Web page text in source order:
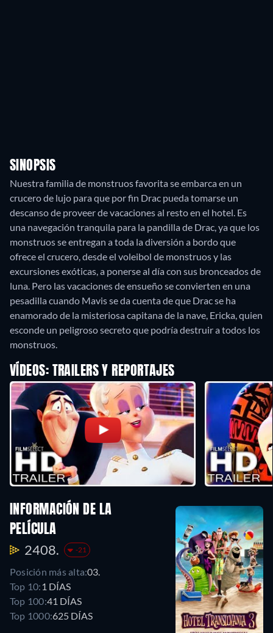
SINOPSIS
Nuestra familia de monstruos favorita se embarca en un
crucero de lujo para que por fin Drac pueda tomarse un
descanso de proveer de vacaciones al resto en el hotel. Es
una navegación tranquila para la pandilla de Drac, ya que los
monstruos se entregan a toda la diversión a bordo que
ofrece el crucero, desde el voleibol de monstruos y las
excursiones exóticas, a ponerse al día con sus bronceados de
luna. Pero las vacaciones de ensueño se convierten en una
pesadilla cuando Mavis se da cuenta de que Drac se ha
enamorado de la misteriosa capitana de la nave, Ericka, quien
esconde un peligroso secreto que podría destruir a todos los
monstruos.
VÍDEOS: TRAILERS Y REPORTAJES
INFORMACIÓN DE LA
PELÍCULA
2408. -21
Posición más alta:03.
Top 10: 1 DÍAS
Top 100:41 DÍAS
Top 1000:625 DÍAS